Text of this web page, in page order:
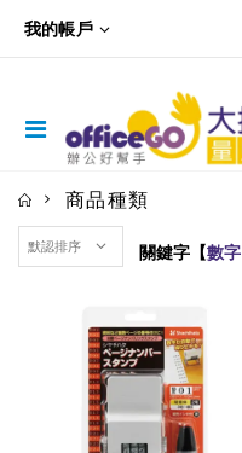
我的帳戶
商品種類
關鍵字【數字